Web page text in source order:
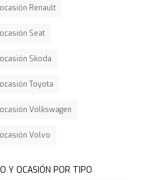
Renault
Seat
Skoda
Toyota
Volkswagen
Volvo
Y OCASIÓN POR TIPO